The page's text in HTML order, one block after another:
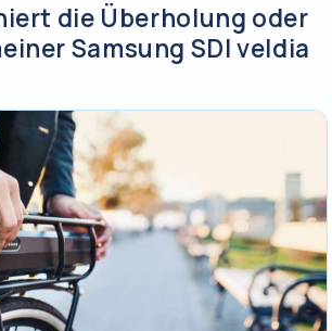
die Überholung oder
Samsung SDI veldia